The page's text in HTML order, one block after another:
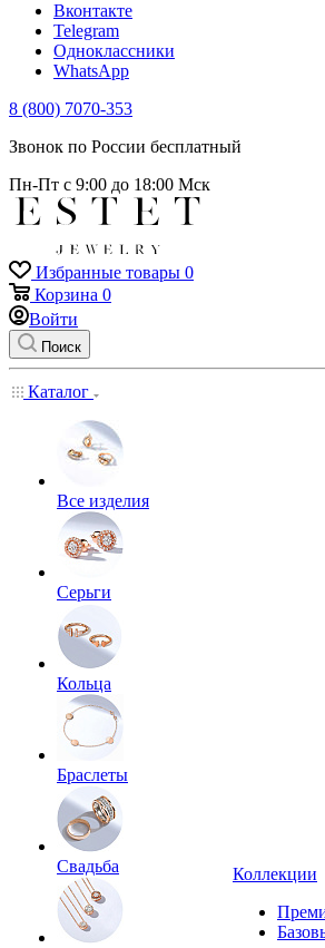
Вконтакте
Telegram
Одноклассники
WhatsApp
8 (800) 7070-353
Звонок по России бесплатный
Пн-Пт с 9:00 до 18:00 Мск
Избранные товары 0
Корзина 0
Войти
Поиск
Каталог
Все изделия
Серьги
Кольца
Браслеты
Свадьба
Коллекции